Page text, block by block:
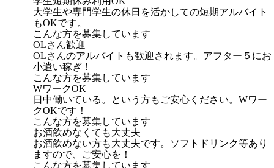
大学生や専門学生の休日を活かしての短期アルバイト
もOKです。
こんな方を募集しています
OLさん歓迎
OLさんのアルバイトも歓迎されます。アフター５にお
小遣い稼ぎ！
こんな方を募集しています
WワークOK
日中働いている。という方もご安心ください。Wワー
クOKです！
こんな方を募集しています
お酒飲めなくても大丈夫
お酒飲めない方も大丈夫です。ソフトドリンク等あり
ますので、ご安心を！
こんな方を募集しています